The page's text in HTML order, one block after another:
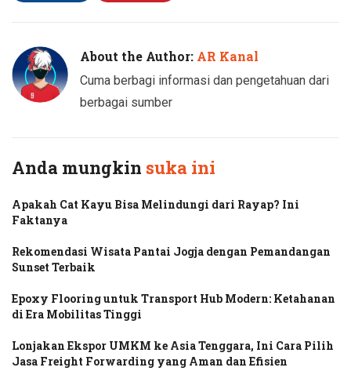
About the Author: AR Kanal
Cuma berbagi informasi dan pengetahuan dari
berbagai sumber
Anda mungkin suka ini
Apakah Cat Kayu Bisa Melindungi dari Rayap? Ini
Faktanya
Rekomendasi Wisata Pantai Jogja dengan Pemandangan
Sunset Terbaik
Epoxy Flooring untuk Transport Hub Modern: Ketahanan
di Era Mobilitas Tinggi
Lonjakan Ekspor UMKM ke Asia Tenggara, Ini Cara Pilih
Jasa Freight Forwarding yang Aman dan Efisien